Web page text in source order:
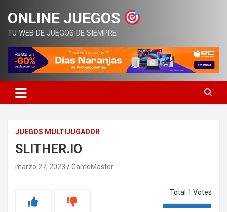
contenido
ONLINE JUEGOS
TU WEB DE JUEGOS DE SIEMPRE
JUEGOS MULTIJUGADOR
SLITHER.IO
marzo 27, 2023 GameMaster
Total 1 Votes